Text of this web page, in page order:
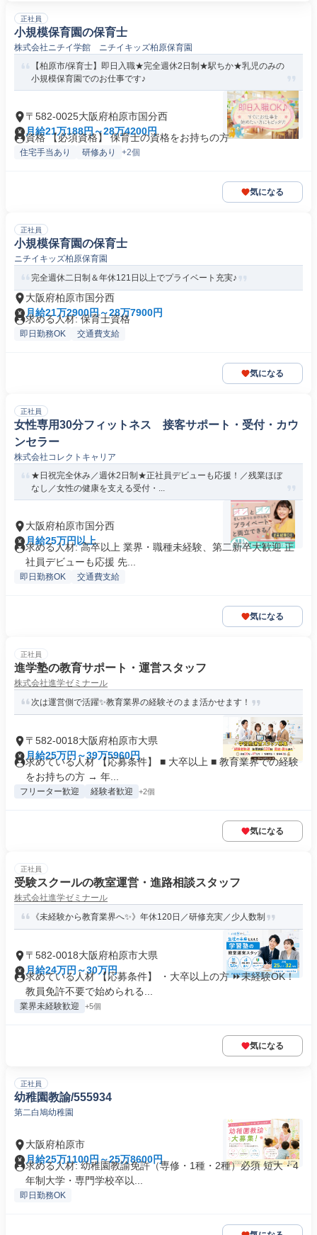
正社員
小規模保育園の保育士
株式会社ニチイ学館 ニチイキッズ柏原保育園
【柏原市/保育士】即日入職★完全週休2日制★駅ちか★乳児のみの
小規模保育園でのお仕事です♪
〒582-0025大阪府柏原市国分西
月給21万188円～28万4200円
資格 【必須資格】 保育士の資格をお持ちの方
住宅手当あり 研修あり +2個
気になる
正社員
小規模保育園の保育士
ニチイキッズ柏原保育園
完全週休二日制＆年休121日以上でプライベート充実♪
大阪府柏原市国分西
月給21万2900円～28万7900円
求める人材: 保育士資格
即日勤務OK 交通費支給
気になる
正社員
女性専用30分フィットネス 接客サポート・受付・カウ
ンセラー
株式会社コレクトキャリア
★日祝完全休み／週休2日制★正社員デビューも応援！／残業ほぼ
なし／女性の健康を支える受付・...
大阪府柏原市国分西
月給25万円以上
求める人材: 高卒以上 業界・職種未経験、第二新卒大歓迎 正
社員デビューも応援 先...
即日勤務OK 交通費支給
気になる
正社員
進学塾の教育サポート・運営スタッフ
株式会社進学ゼミナール
次は運営側で活躍✨教育業界の経験そのまま活かせます！
〒582-0018大阪府柏原市大県
月給25万円～39万5960円
求めている人材 【応募条件】 ■ 大卒以上 ■ 教育業界での経験
をお持ちの方 → 年...
フリーター歓迎 経験者歓迎 +2個
気になる
正社員
受験スクールの教室運営・進路相談スタッフ
株式会社進学ゼミナール
《未経験から教育業界へ✨》年休120日／研修充実／少人数制
〒582-0018大阪府柏原市大県
月給24万円～30万円
求めている人材 【応募条件】 ・大卒以上の方 ⏩未経験OK！
教員免許不要で始められる...
業界未経験歓迎 +5個
気になる
正社員
幼稚園教諭/555934
第二白鳩幼稚園
大阪府柏原市
月給25万1100円～25万8600円
求める人材: 幼稚園教諭免許（専修・1種・2種）必須 短大・4
年制大学・専門学校卒以...
即日勤務OK